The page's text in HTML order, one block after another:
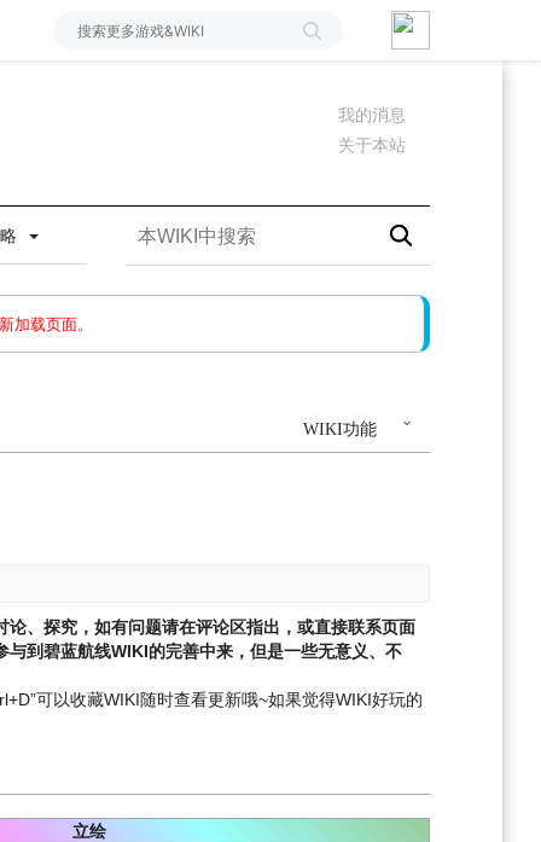
我的消息
关于本站
加载页面。
还有问题，请多尝试几次。
WIKI功能
、探究，如有问题请在评论区指出，或直接联系页面
到碧蓝航线WIKI的完善中来，但是一些无意义、不
可以收藏WIKI随时查看更新哦~如果觉得WIKI好玩的
立绘